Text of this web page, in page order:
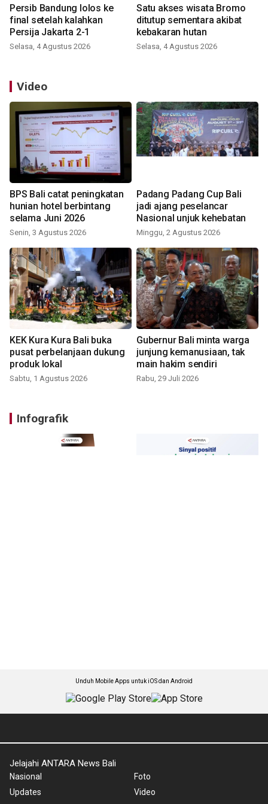
Persib Bandung lolos ke
final setelah kalahkan
Persija Jakarta 2-1
Selasa, 4 Agustus 2026
Satu akses wisata Bromo
ditutup sementara akibat
kebakaran hutan
Selasa, 4 Agustus 2026
Video
BPS Bali catat peningkatan
hunian hotel berbintang
selama Juni 2026
Senin, 3 Agustus 2026
Padang Padang Cup Bali
jadi ajang peselancar
Nasional unjuk kehebatan
Minggu, 2 Agustus 2026
KEK Kura Kura Bali buka
pusat perbelanjaan dukung
produk lokal
Sabtu, 1 Agustus 2026
Gubernur Bali minta warga
junjung kemanusiaan, tak
main hakim sendiri
Rabu, 29 Juli 2026
Infografik
Unduh Mobile Apps untuk iOS dan Android
Jelajahi ANTARA News Bali
Nasional
Updates
Foto
Video